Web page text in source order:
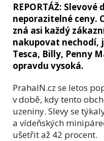
REPORTÁŽ:
neporazitelné ceny.
zná asi každý
nakupovat nechodí,
Tesca, Billy, Penny
opravdu vysoká.
PrahaIN.cz se letos
v době, kdy tento
uzeniny. Slevy se
a vídeňských
ušetřit až 42 procent.